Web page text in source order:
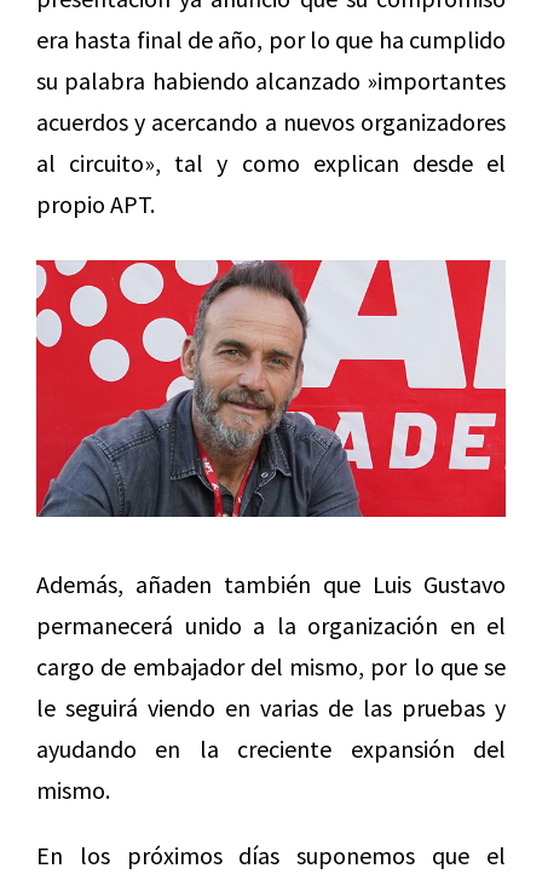
era hasta final de año, por lo que ha cumplido
su palabra habiendo alcanzado »importantes
acuerdos y acercando a nuevos organizadores
al circuito», tal y como explican desde el
propio APT.
Además, añaden también que Luis Gustavo
permanecerá unido a la organización en el
cargo de embajador del mismo, por lo que se
le seguirá viendo en varias de las pruebas y
ayudando en la creciente expansión del
mismo.
En los próximos días suponemos que el